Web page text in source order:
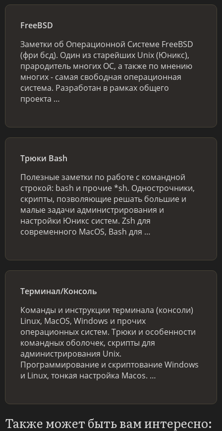
FreeBSD
Заметки об Операционной Системе FreeBSD
(фри бсд). Один из старейших Unix (Юникс),
прародитель многих ОС, а также по мнению
многих - самая свободная операционная
система. Разработан в рамках общего
проекта …
Трюки Bash
Полезные заметки по работе с командной
строкой: bash и прочие *sh. Однострочники,
скрипты, позволяющие решать большие и
малые задачи администрирования и
настройки Юникс систем. Zsh для
современного MacOS, Bash для …
Терминал/Консоль
Команды и инструкции терминала (консоли)
Linux, MacOS, Windows и прочих
операционных систем. Трюки и особенности
командных оболочек, скрипты для
администрирования Unix.
Программирование и скриптование Windows
и Linux, тонкая настройка Macos. …
Также может быть вам интересно: